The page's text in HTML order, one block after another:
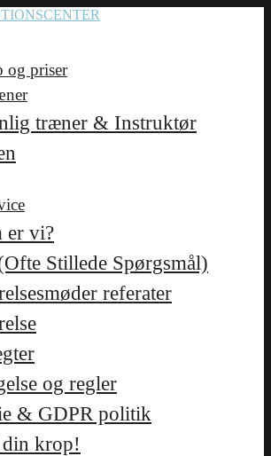
og priser
træner & Instruktør
er vi?
Stillede Spørgsmål)
referater
og regler
& GDPR politik
krop!